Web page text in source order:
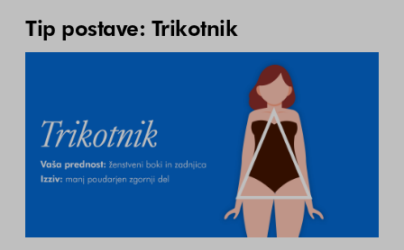
Tip postave: Trikotnik